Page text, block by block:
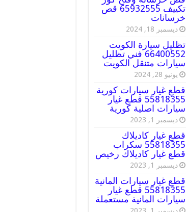
تكييف 65932555 قص
خرسانات
ديسمبر 18, 2024
تظليل سيارة الكويت
66400552 فني تظليل
سيارات متنقل الكويت
يونيو 28, 2024
قطع غيار سيارات كورية
55818355 قطع غيار
سيارات اصلية كورية
ديسمبر 1, 2023
قطع غيار كاديلاك
55818355 سكراب
قطع غيار كاديلاك رخيص
ديسمبر 1, 2023
قطع غيار سيارات المانية
55818355 قطع غيار
سيارات المانية مستعملة